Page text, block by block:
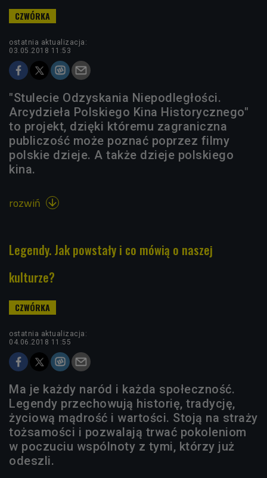
ostatnia aktualizacja:
03.05.2018 11:53
"Stulecie Odzyskania Niepodległości.
Arcydzieła Polskiego Kina Historycznego"
to projekt, dzięki któremu zagraniczna
publiczość może poznać poprzez filmy
polskie dzieje. A także dzieje polskiego
kina.
rozwiń 
Legendy. Jak powstały i co mówią o naszej
kulturze?
ostatnia aktualizacja:
04.06.2018 11:55
Ma je każdy naród i każda społeczność.
Legendy przechowują historię, tradycję,
życiową mądrość i wartości. Stoją na straży
tożsamości i pozwalają trwać pokoleniom
w poczuciu wspólnoty z tymi, którzy już
odeszli.